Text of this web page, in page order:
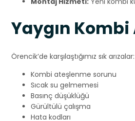
Yaygın Kombi
Örencik’de karşılaştığımız sık arızalar:
Kombi ateşlenme sorunu
Sıcak su gelmemesi
Basınç düşüklüğü
Gürültülü çalışma
Hata kodları